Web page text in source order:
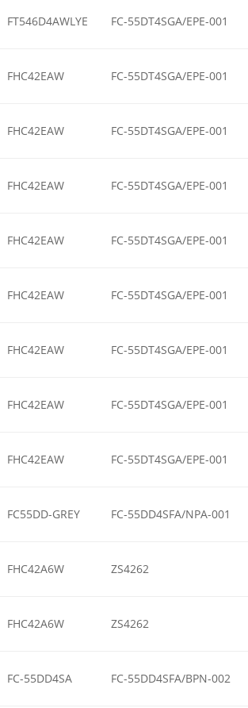
FT546D4AWLYE FC-55DT4SGA/EPE-001
FHC42EAW FC-55DT4SGA/EPE-001
FHC42EAW FC-55DT4SGA/EPE-001
FHC42EAW FC-55DT4SGA/EPE-001
FHC42EAW FC-55DT4SGA/EPE-001
FHC42EAW FC-55DT4SGA/EPE-001
FHC42EAW FC-55DT4SGA/EPE-001
FHC42EAW FC-55DT4SGA/EPE-001
FHC42EAW FC-55DT4SGA/EPE-001
FC55DD-GREY FC-55DD4SFA/NPA-001
FHC42A6W ZS4262
FHC42A6W ZS4262
FC-55DD4SA FC-55DD4SFA/BPN-002